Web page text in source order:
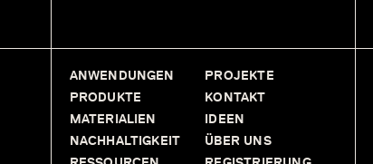
ANWENDUNGEN
PRODUKTE
MATERIALIEN
NACHHALTIGKEIT
PROJEKTE
KONTAKT
IDEEN
ÜBER UNS